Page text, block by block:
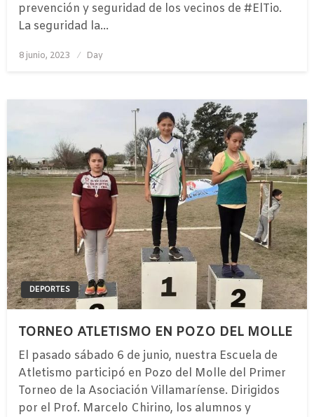
prevención y seguridad de los vecinos de #ElTio.
La seguridad la…
Publicado
8 junio, 2023 Day
DEPORTES
TORNEO ATLETISMO EN POZO DEL MOLLE
El pasado sábado 6 de junio, nuestra Escuela de
Atletismo participó en Pozo del Molle del Primer
Torneo de la Asociación Villamaríense. Dirigidos
por el Prof. Marcelo Chirino, los alumnos y